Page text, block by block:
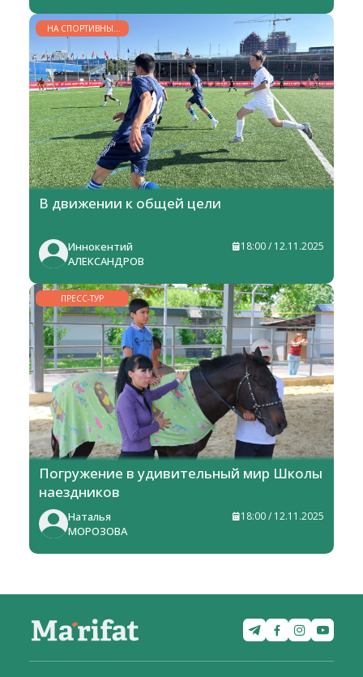
НА СПОРТИВНЫХ
АРЕНАХ
В движении к общей цели
Иннокентий
АЛЕКСАНДРОВ
18:00 / 12.11.2025
ПРЕСС-ТУР
Погружение в удивительный мир Школы
наездников
Наталья
МОРОЗОВА
18:00 / 12.11.2025